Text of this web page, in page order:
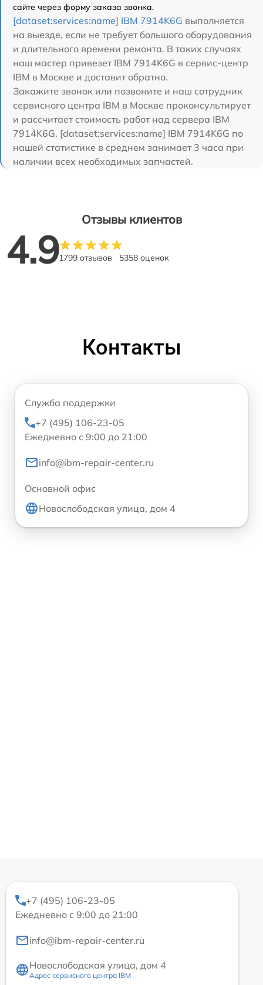
сайте через форму заказа звонка.
[dataset:services:name] IBM 7914K6G выполняется
на выезде, если не требует большого оборудования
и длительного времени ремонта. В таких случаях
наш мастер привезет IBM 7914K6G в сервис-центр
IBM в Москве и доставит обратно.
Закажите звонок или позвоните и наш сотрудник
сервисного центра IBM в Москве проконсультирует
и рассчитает стоимость работ над сервера IBM
7914K6G. [dataset:services:name] IBM 7914K6G по
нашей статистике в среднем занимает 3 часа при
наличии всех необходимых запчастей.
Отзывы клиентов
4.91799 отзывов 5358 оценок
Контакты
Служба поддержки
+7 (495) 106-23-05
Ежедневно с 9:00 до 21:00
info@ibm-repair-center.ru
Основной офис
Новослободская улица, дом 4
+7 (495) 106-23-05
Ежедневно с 9:00 до 21:00
info@ibm-repair-center.ru
Новослободская улица, дом 4
Адрес сервисного центра IBM